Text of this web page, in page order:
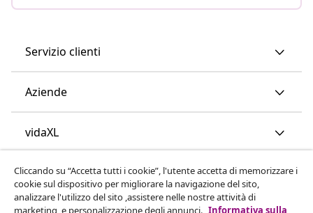
Servizio clienti
Aziende
vidaXL
Scopri di più
Cliccando su “Accetta tutti i cookie”, l'utente accetta di memorizzare i
cookie sul dispositivo per migliorare la navigazione del sito,
analizzare l'utilizzo del sito ,assistere nelle nostre attività di
marketing, e personalizzazione degli annunci. Informativa sulla